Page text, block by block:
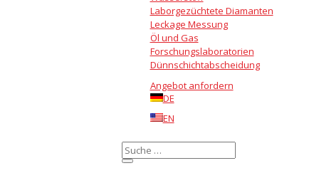
Laborgezüchtete Diamanten
Leckage Messung
Öl und Gas
Forschungslaboratorien
Dünnschichtabscheidung
Angebot anfordern
DE
EN